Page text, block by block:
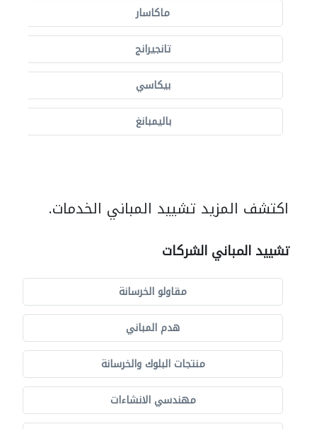
ماكاسار
تانجيرانج
بيكاسي
باليمبانغ
اكتشف المزيد تشييد المباني الخدمات.
تشييد المباني الشركات
مقاولو الخرسانة
هدم المباني
منتجات البلوك والخرسانة
مهندسي الانشاءات